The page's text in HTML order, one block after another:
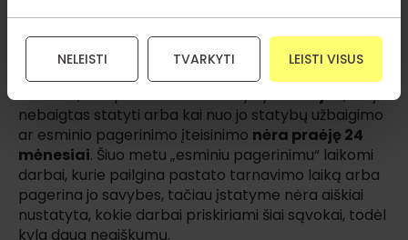
Laikoma, kad pastatas ar statinys yranaujas, kai jis
nebaigtas statyti arba kai nuo jo statybų užbaigimo
ar esminio pagerinimo įteisinimo nėra praėję 24
mėnesiai. Šiuo metu „esminiu pagerinimu“ laikomi
darbai, kurie pailgina pastato tarnavimo laiką arba
pagerina jo savybes, tačiau įstatyme nėra aiškiai
nustatyta, kokie darbai priskiriami šiai sąvokai, todėl
kyla daug neaiškumų.
NELEISTI TVARKYTI LEISTI VISUS